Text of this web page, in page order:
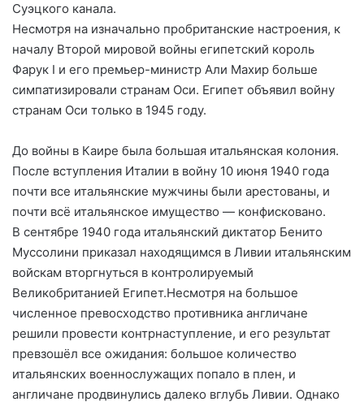
Суэцкого канала.
Несмотря на изначально пробританские настроения, к
началу Второй мировой войны египетский король
Фарук I и его премьер-министр Али Махир больше
симпатизировали странам Оси. Египет объявил войну
странам Оси только в 1945 году.
До войны в Каире была большая итальянская колония.
После вступления Италии в войну 10 июня 1940 года
почти все итальянские мужчины были арестованы, и
почти всё итальянское имущество — конфисковано.
В сентябре 1940 года итальянский диктатор Бенито
Муссолини приказал находящимся в Ливии итальянским
войскам вторгнуться в контролируемый
Великобританией Египет.Несмотря на большое
численное превосходство противника англичане
решили провести контрнаступление, и его результат
превзошёл все ожидания: большое количество
итальянских военнослужащих попало в плен, и
англичане продвинулись далеко вглубь Ливии. Однако